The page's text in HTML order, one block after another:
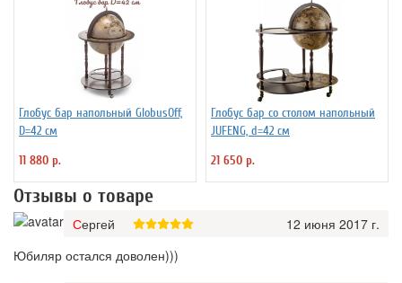
Глобус бар напольный GlobusОff,
D=42 см
11 880 р.
Глобус бар со столом напольный
JUFENG, d=42 см
21 650 р.
Отзывы о товаре
Сергей
12 июня 2017 г.
Юбиляр остался доволен)))